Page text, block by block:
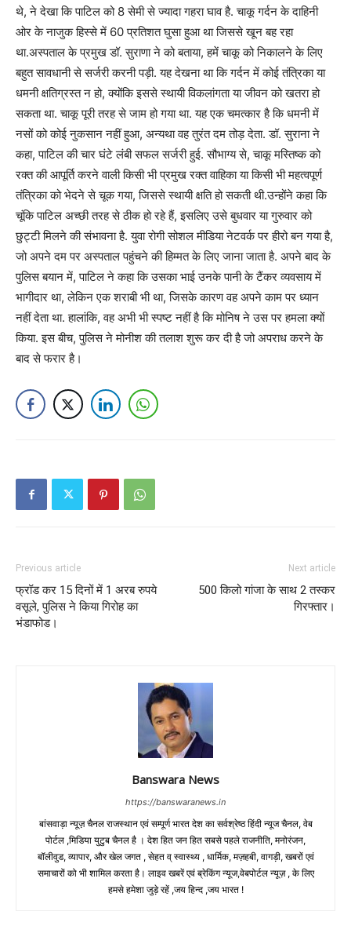
थे, ने देखा कि पाटिल को 8 सेमी से ज्यादा गहरा घाव है. चाकू गर्दन के दाहिनी
ओर के नाजुक हिस्से में 60 प्रतिशत घुसा हुआ था जिससे खून बह रहा
था.अस्पताल के प्रमुख डॉ. सुराणा ने को बताया, हमें चाकू को निकालने के लिए
बहुत सावधानी से सर्जरी करनी पड़ी. यह देखना था कि गर्दन में कोई तंत्रिका या
धमनी क्षतिग्रस्त न हो, क्योंकि इससे स्थायी विकलांगता या जीवन को खतरा हो
सकता था. चाकू पूरी तरह से जाम हो गया था. यह एक चमत्कार है कि धमनी में
नसों को कोई नुकसान नहीं हुआ, अन्यथा वह तुरंत दम तोड़ देता. डॉ. सुराना ने
कहा, पाटिल की चार घंटे लंबी सफल सर्जरी हुई. सौभाग्य से, चाकू मस्तिष्क को
रक्त की आपूर्ति करने वाली किसी भी प्रमुख रक्त वाहिका या किसी भी महत्वपूर्ण
तंत्रिका को भेदने से चूक गया, जिससे स्थायी क्षति हो सकती थी.उन्होंने कहा कि
चूंकि पाटिल अच्छी तरह से ठीक हो रहे हैं, इसलिए उसे बुधवार या गुरुवार को
छुट्टी मिलने की संभावना है. युवा रोगी सोशल मीडिया नेटवर्क पर हीरो बन गया है,
जो अपने दम पर अस्पताल पहुंचने की हिम्मत के लिए जाना जाता है. अपने बाद के
पुलिस बयान में, पाटिल ने कहा कि उसका भाई उनके पानी के टैंकर व्यवसाय में
भागीदार था, लेकिन एक शराबी भी था, जिसके कारण वह अपने काम पर ध्यान
नहीं देता था. हालांकि, वह अभी भी स्पष्ट नहीं है कि मोनिष ने उस पर हमला क्यों
किया. इस बीच, पुलिस ने मोनीश की तलाश शुरू कर दी है जो अपराध करने के
बाद से फरार है।
Previous article
फ्रॉड कर 15 दिनों में 1 अरब रुपये
वसूले, पुलिस ने किया गिरोह का
भंडाफोड।
Next article
500 किलो गांजा के साथ 2 तस्कर
गिरफ्तार।
Banswara News
https://banswaranews.in
बांसवाड़ा न्यूज़ चैनल राजस्थान एवं सम्पूर्ण भारत देश का सर्वश्रेष्ठ हिंदी न्‍यूज चैनल, वेब
पोर्टल ,मिडिया युटुब चैनल है । देश हित जन हित सबसे पहले राजनीति, मनोरंजन,
बॉलीवुड, व्यापार, और खेल जगत , सेहत व् स्वास्थ्य , धार्मिक, मज़हबी, वागड़ी, खबरों एवं
समाचारों को भी शामिल करता है। लाइव खबरें एवं ब्रेकिंग न्यूज,वेबपोर्टल न्यूज़ , के लिए
हमसे हमेशा जुड़े रहें ,जय हिन्द ,जय भारत !